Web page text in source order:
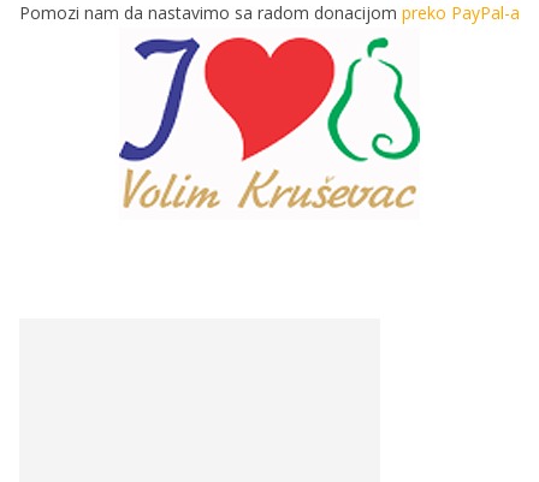
Pomozi nam da nastavimo sa radom donacijom preko PayPal-a